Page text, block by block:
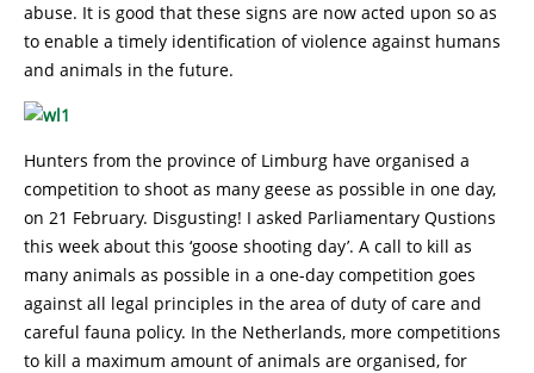
abuse. It is good that these signs are now acted upon so as
to enable a timely identification of violence against humans
and animals in the future.
Hunters from the province of Limburg have organised a
competition to shoot as many geese as possible in one day,
on 21 February. Disgusting! I asked Parliamentary Qustions
this week about this ‘goose shooting day’. A call to kill as
many animals as possible in a one-day competition goes
against all legal principles in the area of duty of care and
careful fauna policy. In the Netherlands, more competitions
to kill a maximum amount of animals are organised, for